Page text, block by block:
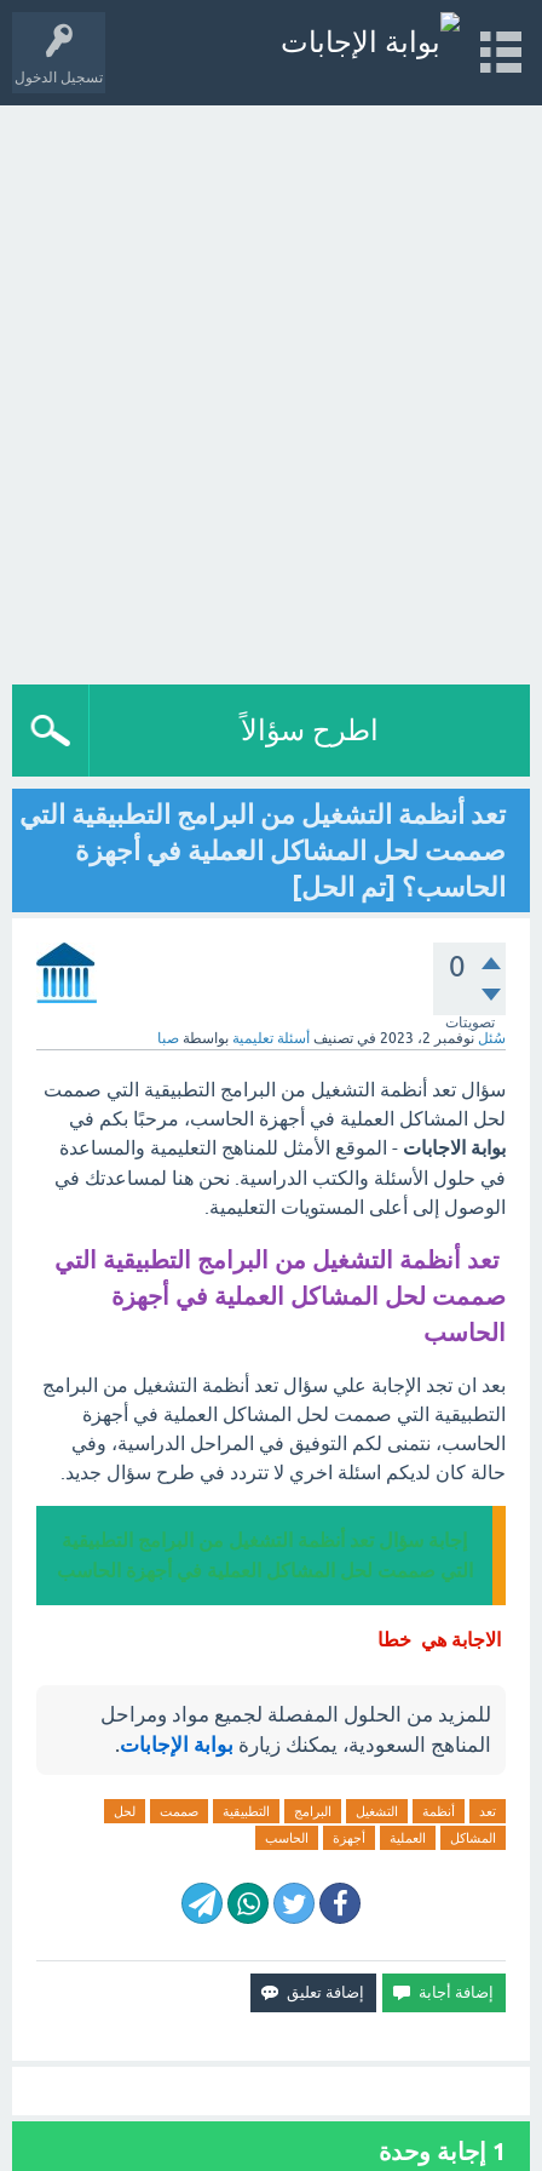
تسجيل الدخول
اطرح سؤالاً
تعد أنظمة التشغيل من البرامج التطبيقية التي
صممت لحل المشاكل العملية في أجهزة
الحاسب؟ [تم الحل]
0
تصويتات
سُئل نوفمبر 2، 2023 في تصنيف أسئلة تعليمية بواسطة صبا
سؤال تعد أنظمة التشغيل من البرامج التطبيقية التي صممت
لحل المشاكل العملية في أجهزة الحاسب، مرحبًا بكم في
بوابة الاجابات - الموقع الأمثل للمناهج التعليمية والمساعدة
في حلول الأسئلة والكتب الدراسية. نحن هنا لمساعدتك في
الوصول إلى أعلى المستويات التعليمية.
تعد أنظمة التشغيل من البرامج التطبيقية التي
صممت لحل المشاكل العملية في أجهزة
الحاسب
بعد ان تجد الإجابة علي سؤال تعد أنظمة التشغيل من البرامج
التطبيقية التي صممت لحل المشاكل العملية في أجهزة
الحاسب، نتمنى لكم التوفيق في المراحل الدراسية، وفي
حالة كان لديكم اسئلة اخري لا تتردد في طرح سؤال جديد.
إجابة سؤال تعد أنظمة التشغيل من البرامج التطبيقية
التي صممت لحل المشاكل العملية في أجهزة الحاسب
الاجابة هي خطا
للمزيد من الحلول المفصلة لجميع مواد ومراحل
المناهج السعودية، يمكنك زيارة بوابة الإجابات.
تعد أنظمة التشغيل البرامج التطبيقية صممت
لحل
المشاكل
العملية أجهزة الحاسب
1 إجابة وحدة